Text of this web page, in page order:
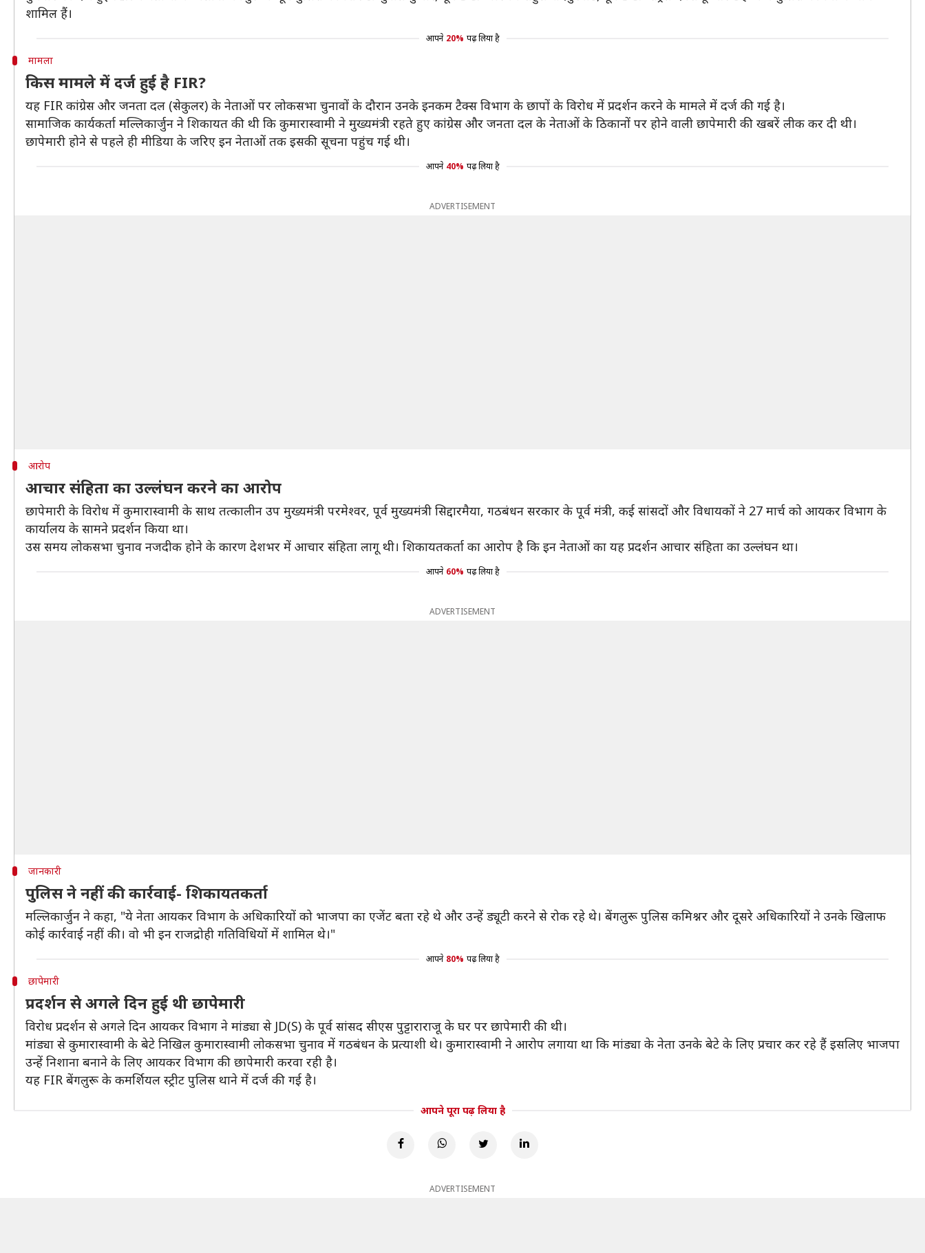
शामिल हैं।
आपने 20% पढ़ लिया है
मामला
किस मामले में दर्ज हुई है FIR?
यह FIR कांग्रेस और जनता दल (सेकुलर) के नेताओं पर लोकसभा चुनावों के दौरान उनके इनकम टैक्स विभाग के छापों के विरोध में प्रदर्शन करने के मामले में दर्ज की गई है।
सामाजिक कार्यकर्ता मल्लिकार्जुन ने शिकायत की थी कि कुमारास्वामी ने मुख्यमंत्री रहते हुए कांग्रेस और जनता दल के नेताओं के ठिकानों पर होने वाली छापेमारी की खबरें लीक कर दी थी।
छापेमारी होने से पहले ही मीडिया के जरिए इन नेताओं तक इसकी सूचना पहुंच गई थी।
आपने 40% पढ़ लिया है
ADVERTISEMENT
आरोप
आचार संहिता का उल्लंघन करने का आरोप
छापेमारी के विरोध में कुमारास्वामी के साथ तत्कालीन उप मुख्यमंत्री परमेश्वर, पूर्व मुख्यमंत्री सिद्दारमैया, गठबंधन सरकार के पूर्व मंत्री, कई सांसदों और विधायकों ने 27 मार्च को आयकर विभाग के
कार्यालय के सामने प्रदर्शन किया था।
उस समय लोकसभा चुनाव नजदीक होने के कारण देशभर में आचार संहिता लागू थी। शिकायतकर्ता का आरोप है कि इन नेताओं का यह प्रदर्शन आचार संहिता का उल्लंघन था।
आपने 60% पढ़ लिया है
ADVERTISEMENT
जानकारी
पुलिस ने नहीं की कार्रवाई- शिकायतकर्ता
मल्लिकार्जुन ने कहा, "ये नेता आयकर विभाग के अधिकारियों को भाजपा का एजेंट बता रहे थे और उन्हें ड्यूटी करने से रोक रहे थे। बेंगलुरू पुलिस कमिश्नर और दूसरे अधिकारियों ने उनके खिलाफ
कोई कार्रवाई नहीं की। वो भी इन राजद्रोही गतिविधियों में शामिल थे।"
आपने 80% पढ़ लिया है
छापेमारी
प्रदर्शन से अगले दिन हुई थी छापेमारी
विरोध प्रदर्शन से अगले दिन आयकर विभाग ने मांड्या से JD(S) के पूर्व सांसद सीएस पुट्टाराराजू के घर पर छापेमारी की थी।
मांड्या से कुमारास्वामी के बेटे निखिल कुमारास्वामी लोकसभा चुनाव में गठबंधन के प्रत्याशी थे। कुमारास्वामी ने आरोप लगाया था कि मांड्या के नेता उनके बेटे के लिए प्रचार कर रहे हैं इसलिए भाजपा
उन्हें निशाना बनाने के लिए आयकर विभाग की छापेमारी करवा रही है।
यह FIR बेंगलुरू के कमर्शियल स्ट्रीट पुलिस थाने में दर्ज की गई है।
आपने पूरा पढ़ लिया है
ADVERTISEMENT